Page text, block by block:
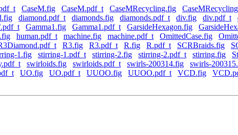
CaseM.fig CaseM.pdf_t CaseMRecycling.fig
diamond.pdf_t diamonds.fig diamonds.pdf_t div.fig div.pdf_t
Gamma1.fig Gamma1.pdf_t GarsideHexagon.fig
human.pdf_t machine.fig machine.pdf_t OmittedCase.fig
R3.fig R3.pdf_t R.fig R.pdf_t SCRBraids.fig
1.fig stirring-1.pdf_t stirring-2.fig stirring-2.pdf_t stirring.fig
swirloids.fig swirloids.pdf_t swirls-200314.fig swirls-
UO.fig UO.pdf_t UUOO.fig UUOO.pdf_t VCD.fig